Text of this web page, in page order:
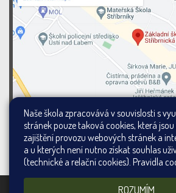
Naše škola zpracovává v souvislosti s
stránek pouze taková cookies, která
zajištění provozu webových stránek a
a u kterých není nutno získat souhlas
(technické a relační cookies). Pravidla
ROZUMÍM